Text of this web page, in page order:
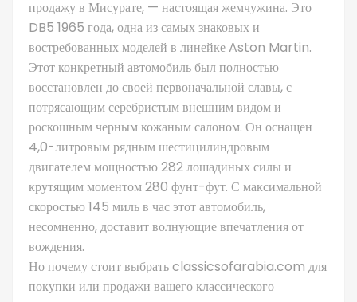
продажу в Мисурате, — настоящая жемчужина. Это
DB5 1965 года, одна из самых знаковых и
востребованных моделей в линейке Aston Martin.
Этот конкретный автомобиль был полностью
восстановлен до своей первоначальной славы, с
потрясающим серебристым внешним видом и
роскошным черным кожаным салоном. Он оснащен
4,0-литровым рядным шестицилиндровым
двигателем мощностью 282 лошадиных силы и
крутящим моментом 280 фунт-фут. С максимальной
скоростью 145 миль в час этот автомобиль,
несомненно, доставит волнующие впечатления от
вождения.
Но почему стоит выбрать classicsofarabia.com для
покупки или продажи вашего классического